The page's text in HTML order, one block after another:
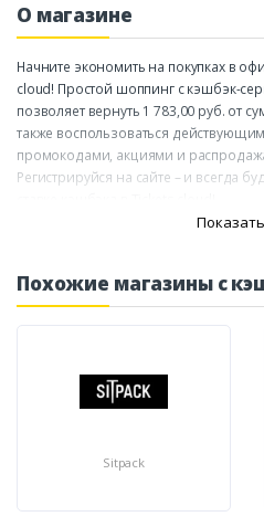
О магазине
Начните экономить на покупках в
cloud! Простой шоппинг с кэшбэк-
позволяет вернуть 1 783,00 руб. от
также воспользоваться
промокодами, акциями и
Регистрируйся на сайте – и всегда
Показать
Похожие магазины с
Sitpack